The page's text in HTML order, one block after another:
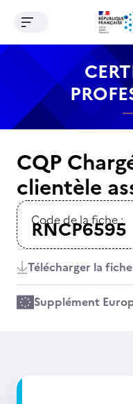
Contenu Recherche
Ouvrir le menu de
CQP
clientèle
Code de la fiche :
RNCP6595
Télécharger la fiche
Supplément